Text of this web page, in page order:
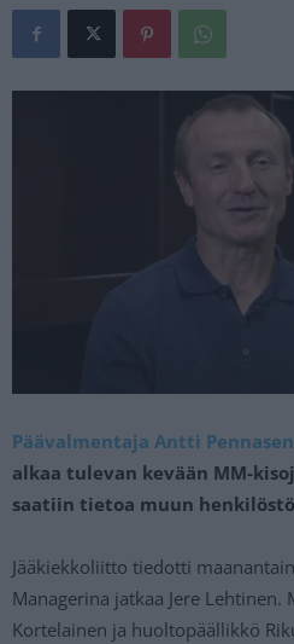
Päävalmentaja Antti Pennasen
alkaa tulevan kevään MM-
saatiin tietoa muun
Jääkiekkoliitto tiedotti
Managerina jatkaa Jere
Kortelainen ja huoltopäällikkö